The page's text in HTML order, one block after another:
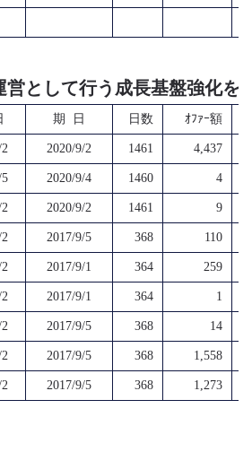
営として行う成長基盤強化を
期 日 日数 ｵﾌｧｰ額
2020/9/2 1461 4,437
2020/9/4 1460 4
2020/9/2 1461 9
2017/9/5 368 110
2017/9/1 364 259
2017/9/1 364 1
2017/9/5 368 14
2017/9/5 368 1,558
2017/9/5 368 1,273